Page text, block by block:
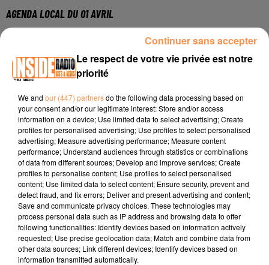
AGENDA LOCAL DU 01 AVRIL
Pau Canoe-Kayak jeudi 02 avril à 20h - gratuitwww.pau.fr
www.mairie-ibos.fr
00:43 HENDAYE / Grande dictee des Lions samedi avril à
14h30 aux halles Gazteluwww.hendaye-tourisme.fr
TITRES DIFFUSÉS
Le respect de votre vie privée est notre
priorité
We and our (447) partnersdo the following data processing based on
your consent and/or our legitimate interest: Store and/or access
information on a device; Use limited data to select advertising; Create
profiles for personalised advertising; Use profiles to select personalised
advertising; Measure advertising performance; Measure content
performance; Understand audiences through statistics or combinations
of data from different sources; Develop and improve services; Create
profiles to personalise content; Use profiles to select personalised
content; Use limited data to select content; Ensure security, prevent and
detect fraud, and fix errors; Deliver and present advertising and content;
Save and communicate privacy choices. These technologies may
process personal data such as IP address and browsing data to offer
following functionalities: Identify devices based on information actively
requested; Use precise geolocation data; Match and combine data from
other data sources; Link different devices; Identify devices based on
information transmitted automatically.
Continuer sans accepter